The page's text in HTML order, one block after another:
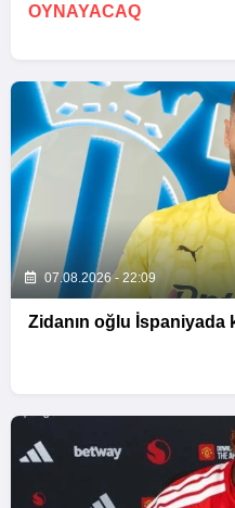
OYNAYACAQ
07.08.2026 - 22:09
Zidanın oğlu